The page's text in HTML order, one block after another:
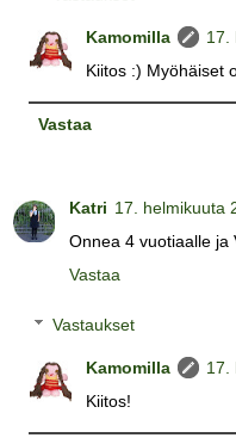
Kamomilla
17.
Kiitos :) Myöhäiset
Vastaa
Katri 17. helmikuuta
Onnea 4 vuotiaalle ja
Vastaa
Vastaukset
Kamomilla
17.
Kiitos!